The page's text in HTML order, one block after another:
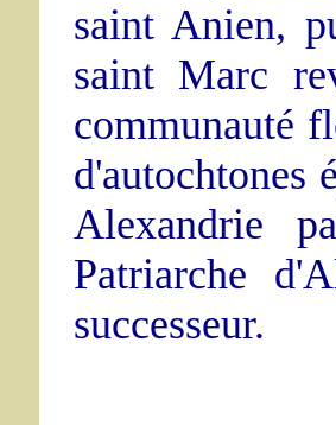
saint Anien,
saint Marc
communauté
d'autochtones
Alexandrie
Patriarche
successeur.